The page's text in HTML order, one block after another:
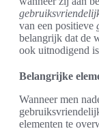
van een positieve
belangrijk dat de
ook uitnodigend
Belangrijke
Wanneer men
elementen te